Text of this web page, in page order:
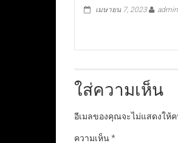
เมษายน 7, 2023 admin
ใส่ความเห็น
อีเมลของคุณจะไม่แสดงให้
ความเห็น*